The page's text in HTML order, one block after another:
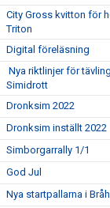
City Gross kvitton för
Triton
Digital föreläsning
Nya riktlinjer för
Simidrott
Dronksim 2022
Dronksim inställt 2022
Simborgarrally 1/1
God Jul
Nya startpallarna i